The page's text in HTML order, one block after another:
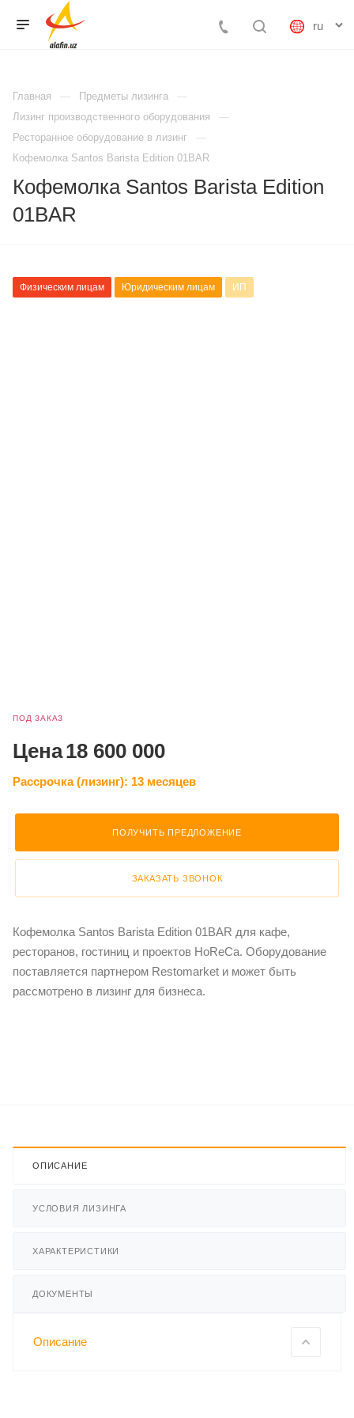
Главная
Предметы лизинга
Лизинг производственного оборудования
Ресторанное оборудование в лизинг
Кофемолка Santos Barista Edition 01BAR
Кофемолка Santos Barista Edition
01BAR
ПОД ЗАКАЗ
Цена18 600 000
Рассрочка (лизинг): 13 месяцев
ПОЛУЧИТЬ ПРЕДЛОЖЕНИЕ
ЗАКАЗАТЬ ЗВОНОК
Кофемолка Santos Barista Edition 01BAR для кафе,
ресторанов, гостиниц и проектов HoReCa. Оборудование
поставляется партнером Restomarket и может быть
рассмотрено в лизинг для бизнеса.
Физическим лицам Юридическим лицам ИП
ОПИСАНИЕ
УСЛОВИЯ ЛИЗИНГА
ХАРАКТЕРИСТИКИ
ДОКУМЕНТЫ
Описание